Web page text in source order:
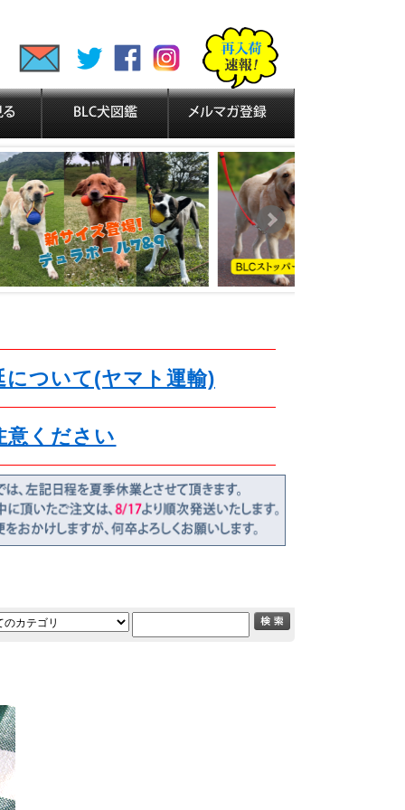
ついて(ヤマト運輸)
意ください